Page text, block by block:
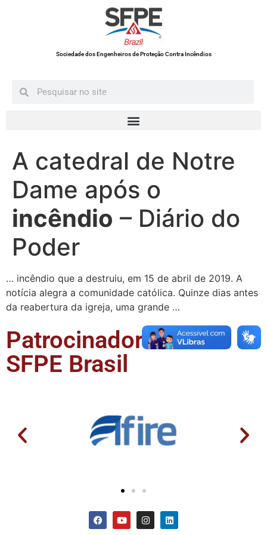
Sociedade dos Engenheiros de Proteção Contra Incêndios
A catedral de Notre
Dame após o
incêndio – Diário do
Poder
… incêndio que a destruiu, em 15 de abril de 2019. A
notícia alegra a comunidade católica. Quinze dias antes
da reabertura da igreja, uma grande …
Patrocinadores da
SFPE Brasil